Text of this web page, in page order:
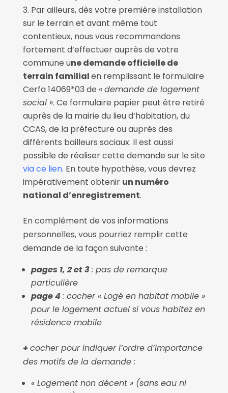
Par ailleurs, dès votre première installation
sur le terrain et avant même tout
contentieux, nous vous recommandons
fortement d’effectuer auprès de votre
commune une demande officielle de
terrain familialen remplissant le formulaire
Cerfa 14069*03 de «demande de logement
social ». Ce formulaire papier peut être retiré
auprès de la mairie du lieu d’habitation, du
CCAS, de la préfecture ou auprès des
différents bailleurs sociaux. Il est aussi
possible de réaliser cette demande sur le site
via ce lien. En toute hypothèse, vous devrez
impérativement obtenir un numéro
national d’enregistrement.
En complément de vos informations
personnelles, vous pourriez remplir cette
demande de la façon suivante :
pages 1, 2 et 3: pas de remarque
particulière
page 4 : cocher « Logé en habitat mobile »
pour le logement actuel si vous habitez en
résidence mobile
+cocher pour indiquer l’ordre d’importance
des motifs de la demande :
« Logement non décent » (sans eau ni